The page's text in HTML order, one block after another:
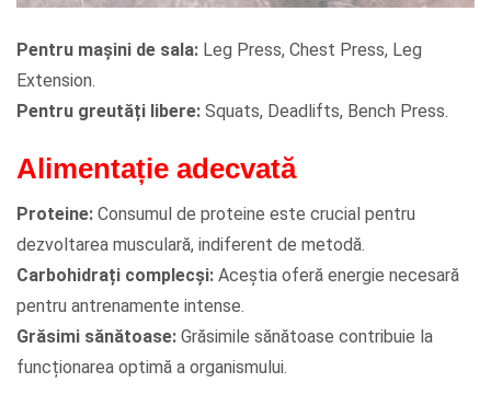
Pentru mașini de sala: Leg Press, Chest Press, Leg
Extension.
Pentru greutăți libere: Squats, Deadlifts, Bench Press.
Alimentație adecvată
Proteine: Consumul de proteine este crucial pentru
dezvoltarea musculară, indiferent de metodă.
Carbohidrați complecși: Aceștia oferă energie necesară
pentru antrenamente intense.
Grăsimi sănătoase: Grăsimile sănătoase contribuie la
funcționarea optimă a organismului.